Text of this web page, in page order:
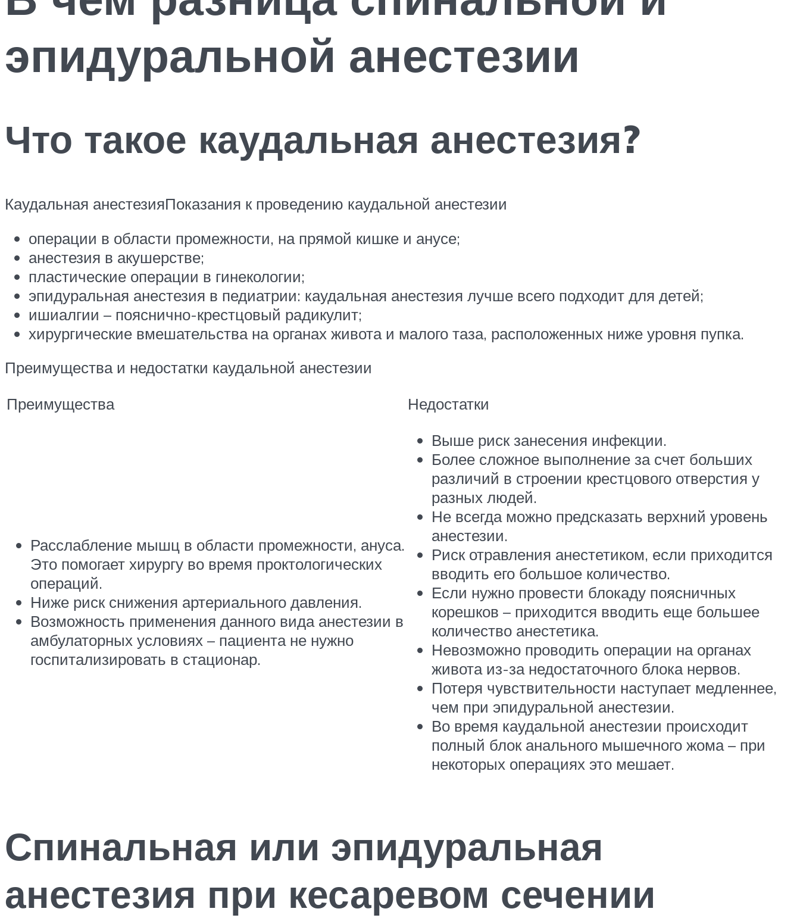
эпидуральной анестезии
Что такое каудальная анестезия?
Каудальная анестезияПоказания к проведению каудальной анестезии
операции в области промежности, на прямой кишке и анусе;
анестезия в акушерстве;
пластические операции в гинекологии;
эпидуральная анестезия в педиатрии: каудальная анестезия лучше всего подходит для детей;
ишиалгии – пояснично-крестцовый радикулит;
хирургические вмешательства на органах живота и малого таза, расположенных ниже уровня пупка.
Преимущества и недостатки каудальной анестезии
Преимущества
Недостатки
Расслабление мышц в области промежности, ануса.
Это помогает хирургу во время проктологических
операций.
Ниже риск снижения артериального давления.
Возможность применения данного вида анестезии в
амбулаторных условиях – пациента не нужно
госпитализировать в стационар.
Выше риск занесения инфекции.
Более сложное выполнение за счет больших
различий в строении крестцового отверстия у
разных людей.
Не всегда можно предсказать верхний уровень
анестезии.
Риск отравления анестетиком, если приходится
вводить его большое количество.
Если нужно провести блокаду поясничных
корешков – приходится вводить еще большее
количество анестетика.
Невозможно проводить операции на органах
живота из-за недостаточного блока нервов.
Потеря чувствительности наступает медленнее,
чем при эпидуральной анестезии.
Во время каудальной анестезии происходит
полный блок анального мышечного жома – при
некоторых операциях это мешает.
Спинальная или эпидуральная
анестезия при кесаревом сечении